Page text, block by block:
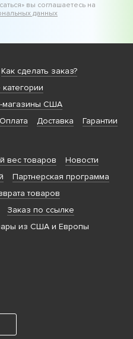
вы соглашаетесь на
данных
Как сделать заказ?
магазины США
Оплата Доставка
Гарантии
вес товаров
Новости
Партнерская программа
товаров
Заказ по ссылке
из США и Европы